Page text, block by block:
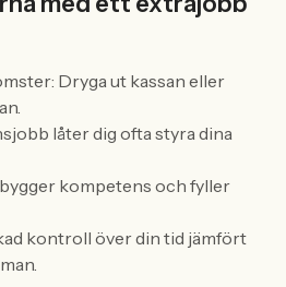
Dryga ut kassan eller
låter dig ofta styra dina
kompetens och fyller
kontroll över din tid jämfört